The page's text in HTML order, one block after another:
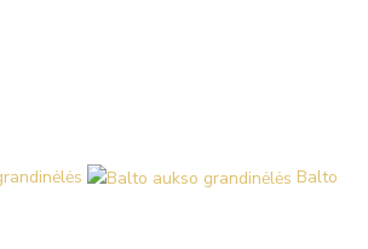
Balto